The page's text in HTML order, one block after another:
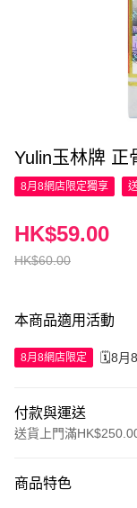
Yulin玉林牌 正
8月8網店限定獨享
HK$60.00
HK$59.00
本商品適用活動
8月8網店限定 🗓️8月
付款與運送
送貨上門滿
信用卡
商品特色